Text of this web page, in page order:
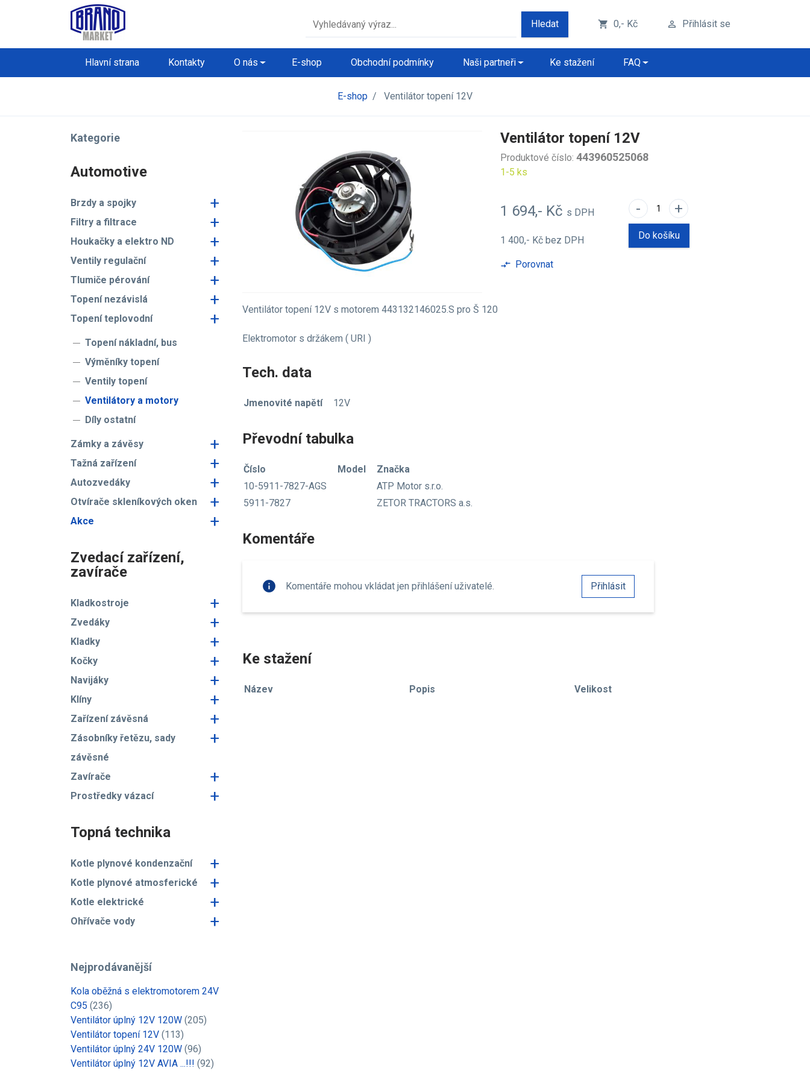
Hledat shopping_cart 0,- Kč perm_identity Přihlásit se
Hlavní strana Kontakty O nás E-shop Obchodní podmínky Naši partneři Ke stažení FAQ
E-shop / Ventilátor topení 12V
Kategorie
Automotive
Brzdy a spojky +
Filtry a filtrace +
Houkačky a elektro ND +
Ventily regulační +
Tlumiče pérování +
Topení nezávislá +
Topení teplovodní +
Topení nákladní, bus
Výměníky topení
Ventily topení
Ventilátory a motory
Díly ostatní
Zámky a závěsy +
Tažná zařízení +
Autozvedáky +
Otvírače skleníkových oken +
Akce +
Zvedací zařízení,
zavírače
Kladkostroje +
Zvedáky +
Kladky +
Kočky +
Navijáky +
Klíny +
Zařízení závěsná +
Zásobníky řetězu, sady
závěsné
+
Zavírače +
Prostředky vázací +
Topná technika
Kotle plynové kondenzační +
Kotle plynové atmosferické +
Kotle elektrické +
Ohřívače vody +
Nejprodávanější
Kola oběžná s elektromotorem 24V
C95 (236)
Ventilátor úplný 12V 120W (205)
Ventilátor topení 12V (113)
Ventilátor úplný 24V 120W (96)
Ventilátor úplný 12V AVIA ...!!! (92)
Ventilátor topení 12V
Produktové číslo: 443960525068
1-5 ks
1 694,- Kč s DPH
1 400,- Kč bez DPH
- +
Do košíku
compare_arrows Porovnat
Ventilátor topení 12V s motorem 443132146025.S pro Š 120
Elektromotor s držákem ( URI )
Tech. data
Jmenovité napětí 12V
Převodní tabulka
Číslo Model
Značka
10-5911-7827-AGS
ATP Motor s.r.o.
5911-7827
ZETOR TRACTORS a.s.
Komentáře
info Komentáře mohou vkládat jen přihlášení uživatelé. Přihlásit
Ke stažení
Název Popis Velikost